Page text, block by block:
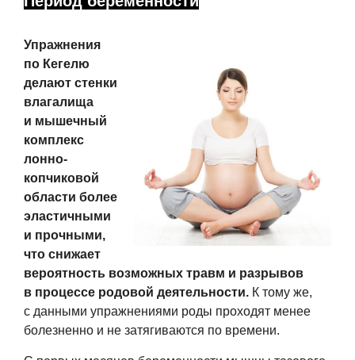
Упражнения
по Кегелю
делают стенки
влагалища
и мышечный
комплекс
лонно-
копчиковой
области более
эластичными
и прочными,
что снижает
вероятность возможных травм и разрывов
в процессе родовой деятельности. К тому же,
с данными упражнениями роды проходят менее
болезненно и не затягиваются по времени.